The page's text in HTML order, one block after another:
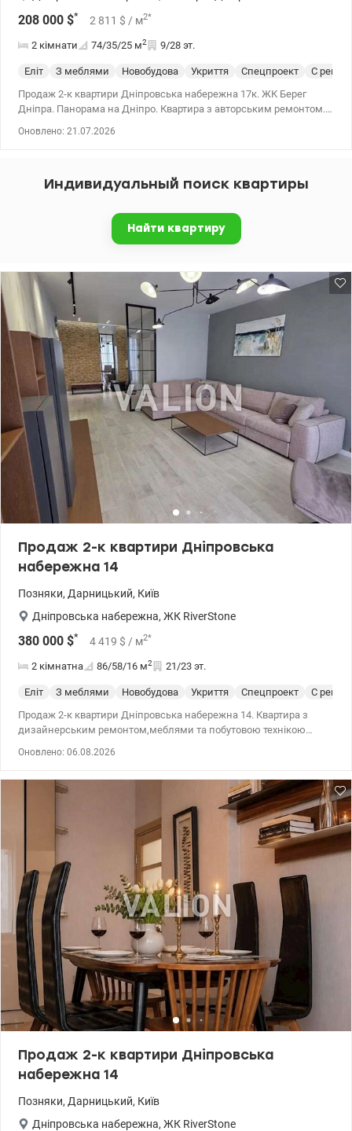
208 000 $* 2 811 $ / м2*
2 кімнати 74/35/25 м2 9/28 эт.
Еліт З меблями Новобудова Укриття Спецпроект
С
Продаж 2-к квартири Дніпровська набережна 17к. ЖК Берег
Дніпра. Панорама на Дніпро. Квартира з авторським ремонтом.
забезпечує швидкий доступ до центру міста та всієї необхідної
Оновлено: 21.07.2026
Индивидуальный поиск квартиры
Найти квартиру
Продаж 2-к квартири Дніпровська
набережна 14
Позняки, Дарницький, Київ
Дніпровська набережна, ЖК RiverStone
380 000 $* 4 419 $ / м2*
2 кімнатна 86/58/16 м2 21/23 эт.
Еліт З меблями Новобудова Укриття Спецпроект
С
Продаж 2-к квартири Дніпровська набережна 14. Квартира з
дизайнерським ремонтом,меблями та побутовою технікою
Оновлено: 06.08.2026
Продаж 2-к квартири Дніпровська
набережна 14
Позняки, Дарницький, Київ
Дніпровська набережна, ЖК RiverStone